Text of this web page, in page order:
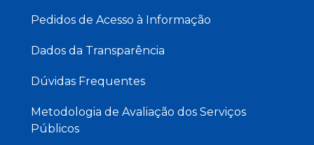
Pedidos de Acesso à Informação
Dados da Transparência
Dúvidas Frequentes
Metodologia de Avaliação dos Serviços
Públicos